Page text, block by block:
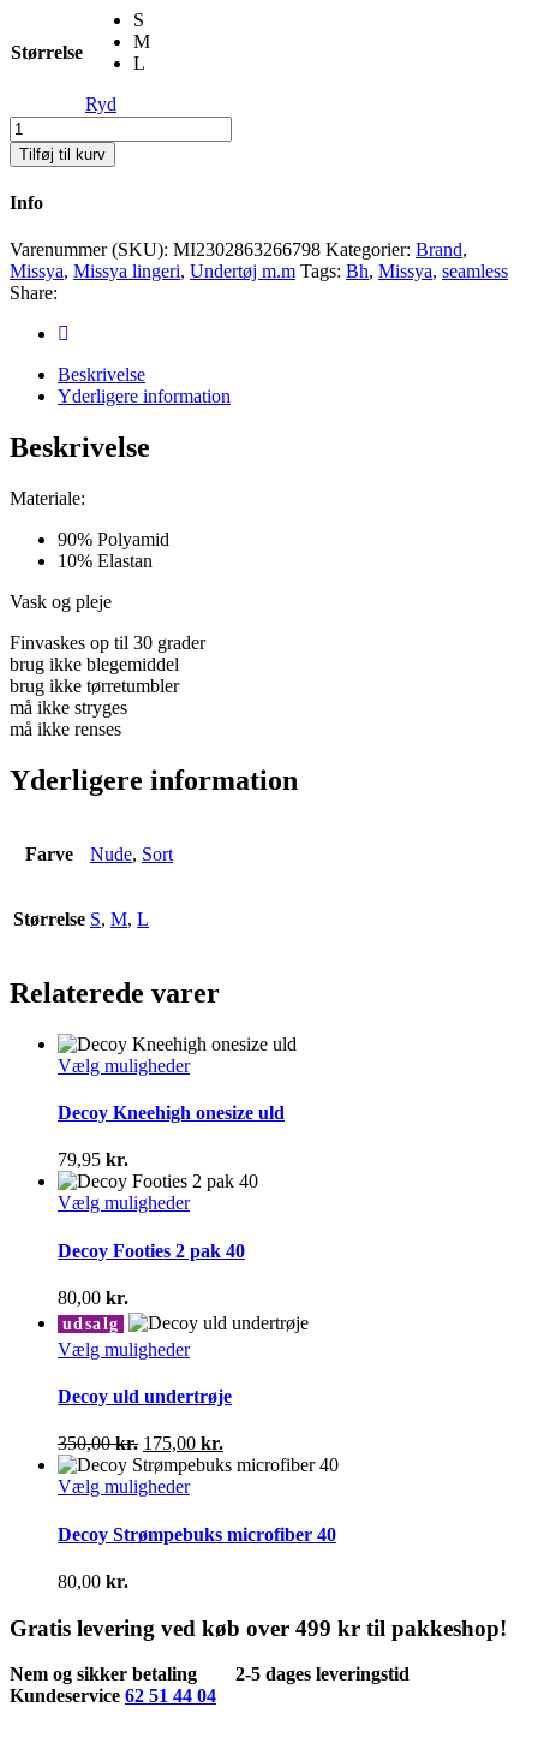
Størrelse
S
M
L
Ryd
Missya
seamless
bra
Tilføj til kurv
Info
Varenummer (SKU): MI2302863266798 Kategorier: Brand,
Missya, Missya lingeri, Undertøj m.m Tags: Bh, Missya, seamless
Share:
Beskrivelse
Yderligere information
Beskrivelse
Materiale:
90% Polyamid
10% Elastan
Vask og pleje
Finvaskes op til 30 grader
brug ikke blegemiddel
brug ikke tørretumbler
må ikke stryges
må ikke renses
Yderligere information
Farve Nude, Sort
Størrelse S, M, L
Relaterede varer
Vælg mulighederDette
har
Mulighederne
kan
vælges
varesiden
Decoy Kneehigh onesize uld
79,95 kr.
Vælg mulighederDette
har
flere
kan
vælges
varesiden
Decoy Footies 2 pak 40
80,00 kr.
udsalg
Vælg mulighederDette
har
flere
varianter.
Mulighederne
kan
vælges
varesiden
Decoy uld undertrøje
350,00kr. Den
oprindelige
pris
350,00 kr..
175,00 kr.
aktuelle
175,00 kr..
Vælg mulighederDette
har
flere
vælges
varesiden
Decoy Strømpebuks microfiber 40
80,00 kr.
Gratis levering ved køb over 499 kr til pakkeshop!
Nem og sikker betaling
2-5 dages leveringstid
Kundeservice 62 51 44 04